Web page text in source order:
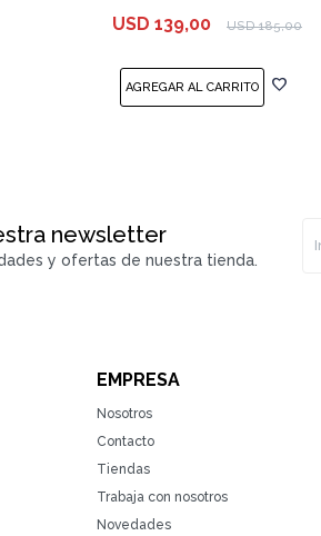
USD 139,00 USD 185,00
newsletter
y ofertas de nuestra tienda.
EMPRESA
Nosotros
Contacto
Tiendas
Trabaja con nosotros
Novedades